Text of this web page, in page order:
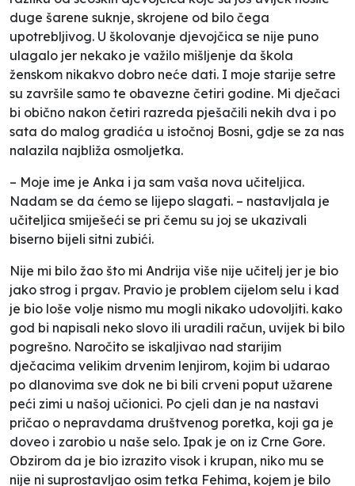
duge šarene suknje, skrojene od bilo čega
upotrebljivog. U školovanje djevojčica se nije puno
ulagalo jer nekako je važilo mišljenje da škola
ženskom nikakvo dobro neće dati. I moje starije setre
su završile samo te obavezne četiri godine. Mi dječaci
bi obično nakon četiri razreda pješačili nekih dva i po
sata do malog gradića u istočnoj Bosni, gdje se za nas
nalazila najbliža osmoljetka.
– Moje ime je Anka i ja sam vaša nova učiteljica.
Nadam se da ćemo se lijepo slagati. – nastavljala je
učiteljica smiješeći se pri čemu su joj se ukazivali
biserno bijeli sitni zubići.
Nije mi bilo žao što mi Andrija više nije učitelj jer je bio
jako strog i prgav. Pravio je problem cijelom selu i kad
je bio loše volje nismo mu mogli nikako udovoljiti. kako
god bi napisali neko slovo ili uradili račun, uvijek bi bilo
pogrešno. Naročito se iskaljivao nad starijim
dječacima velikim drvenim lenjirom, kojim bi udarao
po dlanovima sve dok ne bi bili crveni poput užarene
peći zimi u našoj učionici. Po cjeli dan je na nastavi
pričao o nepravdama društvenog poretka, koji ga je
doveo i zarobio u naše selo. Ipak je on iz Crne Gore.
Obzirom da je bio izrazito visok i krupan, niko mu se
nije ni suprostavljao osim tetka Fehima, kojem je bilo